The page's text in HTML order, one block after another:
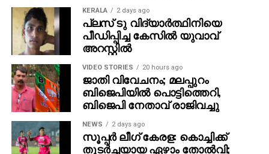
KERALA 2 days ago
പ്ലസ് ടു വിദ്യാര്‍ത്ഥിനിയെ
പീഡിപ്പിച്ച കേസില്‍ യുവാവ്
അറസ്റ്റില്‍
VIDEO STORIES 20 hours ago
ജാതി വിവേചനം; മലപ്പുറം
ബിജെപിയില്‍ പൊട്ടിത്തെറി,
ബിജെപി നേതാവ് രാജിവച്ചു
NEWS 2 days ago
സൂപ്പര്‍ ലീഗ് കേരള: കൊച്ചിക്ക്
തുടര്‍ച്ചയായ ഏഴാം തോല്‍വി;